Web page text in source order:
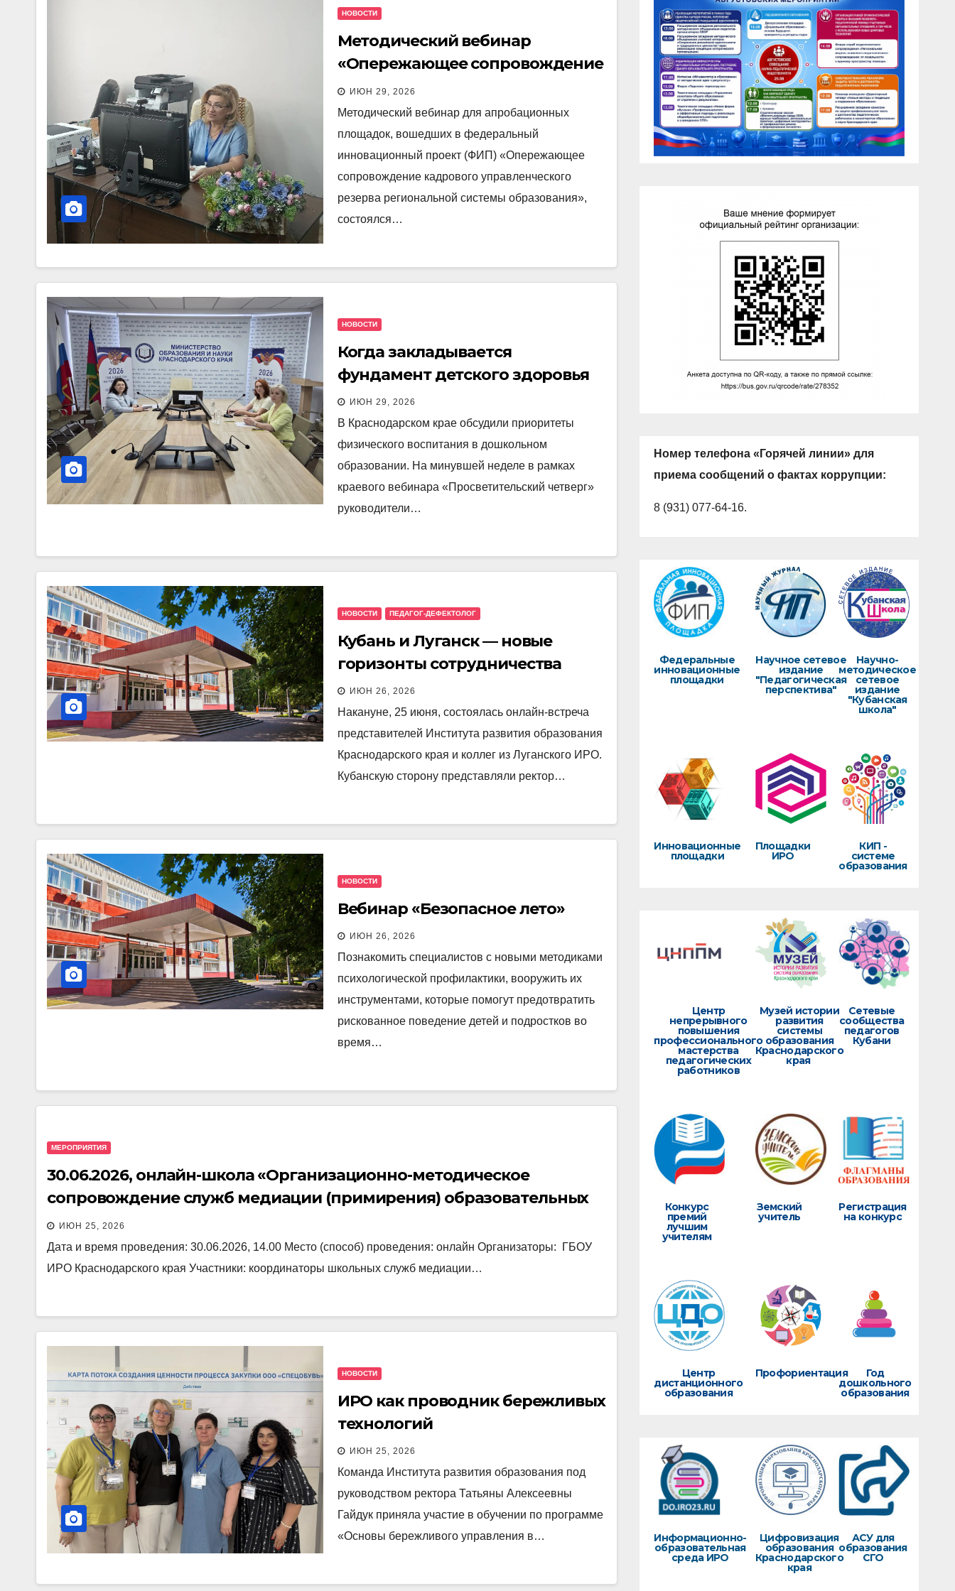
НОВОСТИ
Методический вебинар
«Опережающее сопровождение
кадрового управленческого
резерва региональной системы
образования»
ИЮН 29, 2026
Методический вебинар для апробационных
площадок, вошедших в федеральный
инновационный проект (ФИП) «Опережающее
сопровождение кадрового управленческого
резерва региональной системы образования»,
состоялся…
НОВОСТИ
Когда закладывается
фундамент детского здоровья
ИЮН 29, 2026
В Краснодарском крае обсудили приоритеты
физического воспитания в дошкольном
образовании. На минувшей неделе в рамках
краевого вебинара «Просветительский четверг»
руководители…
НОВОСТИ ПЕДАГОГ-ДЕФЕКТОЛОГ
Кубань и Луганск — новые
горизонты сотрудничества
ИЮН 26, 2026
Накануне, 25 июня, состоялась онлайн-встреча
представителей Института развития образования
Краснодарского края и коллег из Луганского ИРО.
Кубанскую сторону представляли ректор…
НОВОСТИ
Вебинар «Безопасное лето»
ИЮН 26, 2026
Познакомить специалистов с новыми методиками
психологической профилактики, вооружить их
инструментами, которые помогут предотвратить
рискованное поведение детей и подростков во
время…
МЕРОПРИЯТИЯ
30.06.2026, онлайн-школа «Организационно-методическое
сопровождение служб медиации (примирения) образовательных
организаций Краснодарского края»
ИЮН 25, 2026
Дата и время проведения: 30.06.2026, 14.00 Место (способ) проведения: онлайн Организаторы: ГБОУ
ИРО Краснодарского края Участники: координаторы школьных служб медиации…
НОВОСТИ
ИРО как проводник бережливых
технологий
ИЮН 25, 2026
Команда Института развития образования под
руководством ректора Татьяны Алексеевны
Гайдук приняла участие в обучении по программе
«Основы бережливого управления в…
Номер телефона «Горячей линии» для
приема сообщений о фактах коррупции:
8 (931) 077-64-16.
Федеральные
инновационные
площадки
Научное сетевое
издание
"Педагогическая
перспектива"
Научно-
методическое
сетевое
издание
"Кубанская
школа"
Инновационные
площадки
Площадки
ИРО
КИП -
системе
образования
Центр
непрерывного
повышения
профессионального
мастерства
педагогических
работников
Музей истории
развития
системы
образования
Краснодарского
края
Сетевые
сообщества
педагогов
Кубани
Конкурс
премий
лучшим
учителям
Земский
учитель
Регистрация
на конкурс
Центр
дистанционного
образования
Профориентация Год
дошкольного
образования
Информационно-
образовательная
среда ИРО
Цифровизация
образования
Краснодарского
края
АСУ для
образования
СГО